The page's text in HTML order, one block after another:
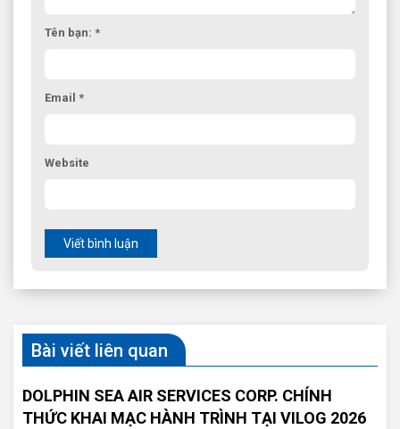
Tên bạn: *
Email *
Website
Viết bình luận
Bài viết liên quan
DOLPHIN SEA AIR SERVICES CORP. CHÍNH
THỨC KHAI MẠC HÀNH TRÌNH TẠI VILOG 2026